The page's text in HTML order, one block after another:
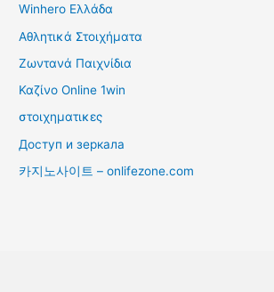
Winhero Ελλάδα
Αθλητικά Στοιχήματα
Ζωντανά Παιχνίδια
Καζίνο Online 1win
στοιχηματικες
Доступ и зеркала
카지노사이트 – onlifezone.com